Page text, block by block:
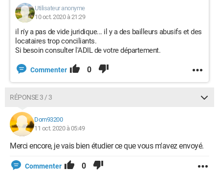
Utilisateur anonyme
10 oct. 2020 à 21:29
il n'y a pas de vide juridique... il y a des bailleurs abusifs et des
locataires trop conciliants.
Si besoin consulter l'ADIL de votre département.
Commenter 0
RÉPONSE 3 / 3
Dom93200
11 oct. 2020 à 05:49
Merci encore, je vais bien étudier ce que vous m'avez envoyé.
Commenter 0